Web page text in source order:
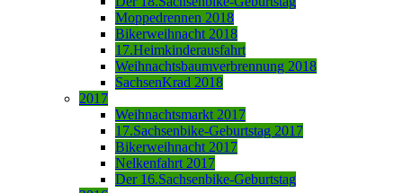
Moppedrennen 2018
Bikerweihnacht 2018
17.Heimkinderausfahrt
Weihnachtsbaumverbrennung 2018
SachsenKrad 2018
2017
Weihnachtsmarkt 2017
17.Sachsenbike-Geburtstag 2017
Bikerweihnacht 2017
Nelkenfahrt 2017
Der 16.Sachsenbike-Geburtstag